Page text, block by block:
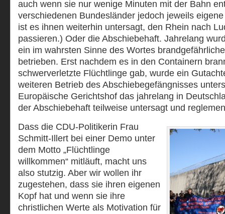
auch wenn sie nur wenige Minuten mit der Bahn
verschiedenen Bundesländer jedoch jeweils
ist es ihnen weiterhin untersagt, den Rhein nach
passieren.) Oder die Abschiebehaft. Jahrelang
ein im wahrsten Sinne des Wortes
betrieben. Erst nachdem es in den Containern
schwerverletzte Flüchtlinge gab, wurde ein
weiteren Betrieb des Abschiebegefängnisses
Europäische Gerichtshof das jahrelang in
der Abschiebehaft teilweise untersagt und
Dass die CDU-Politikerin Frau
Schmitt-Illert bei einer Demo unter
dem Motto „Flüchtlinge
willkommen“ mitläuft, macht uns
also stutzig. Aber wir wollen ihr
zugestehen, dass sie ihren eigenen
Kopf hat und wenn sie ihre
christlichen Werte als Motivation für